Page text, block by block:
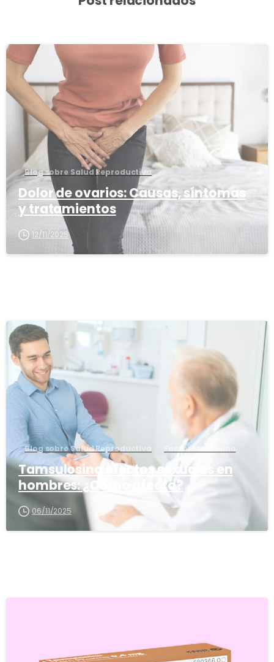
Blog sobre Salud Reproductiva
Dolor de ovarios: Causas, síntomas
y tratamientos
12/11/2025
Blog sobre Salud Reproductiva Factor Masculino
Tamsulosina efectos sexuales en
hombres: ¿Cómo afecta?
06/11/2025